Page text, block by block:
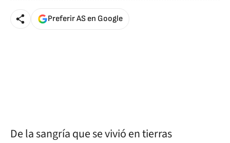
Preferir AS en Google
De la sangría que se vivió en tierras